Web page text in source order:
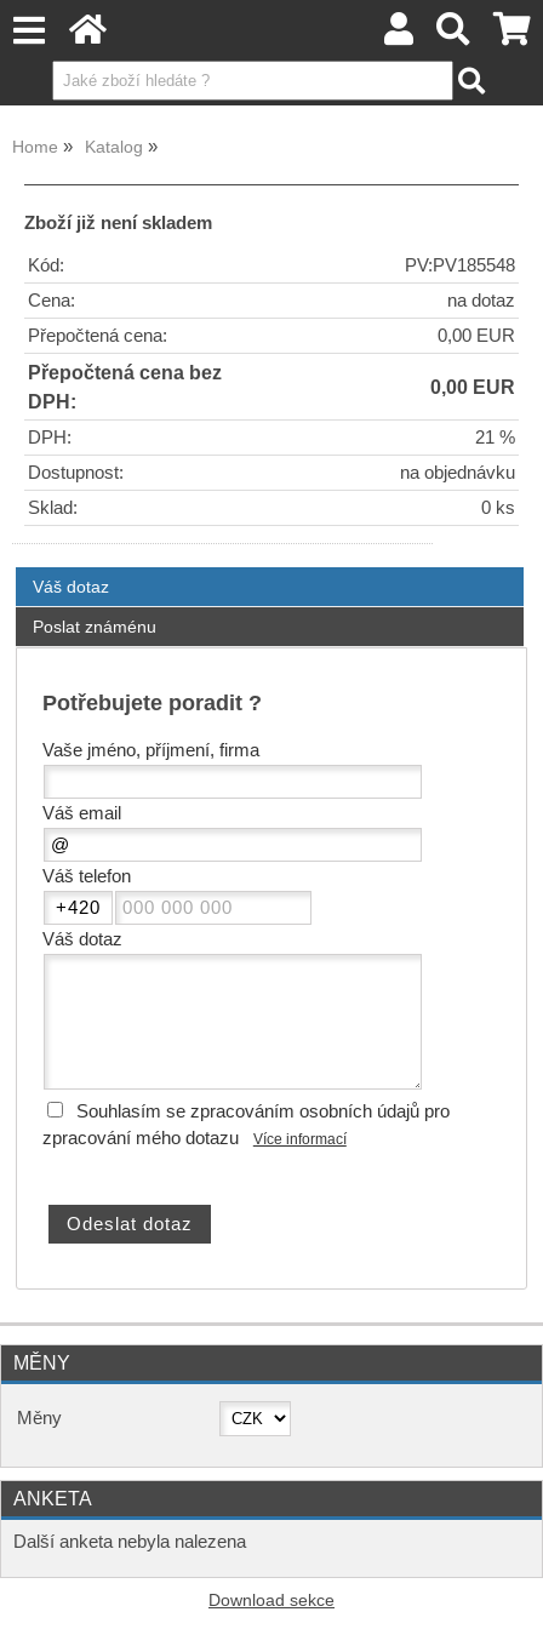
Home Katalog
Zboží již není skladem
Kód:
PV:PV185548
Cena:
na dotaz
Přepočtená cena:
0,00 EUR
Přepočtená cena bez
DPH:
0,00 EUR
DPH:
21 %
Dostupnost:
na objednávku
Sklad:
0 ks
Váš dotaz
Poslat známénu
Potřebujete poradit ?
Vaše jméno, příjmení, firma
Váš email
Váš telefon
Váš dotaz
Souhlasím se zpracováním osobních údajů pro
zpracování mého dotazu
Více informací
MĚNY
Měny
ANKETA
Další anketa nebyla nalezena
Download sekce